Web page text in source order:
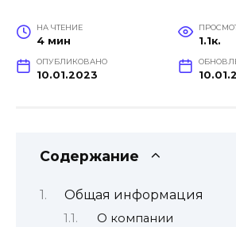
НА ЧТЕНИЕ
4 мин 1.1к.
ОПУБЛИКОВАНО
10.01.2023
Содержание
Общая информация
О компании